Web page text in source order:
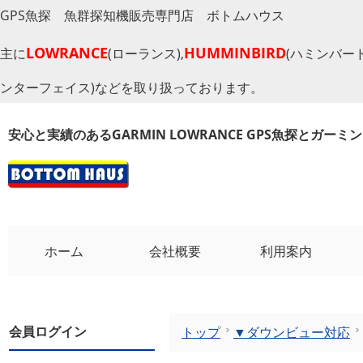
GPS魚探 魚群探知機販売専門店 ボトムハウス
主にLOWRANCE(ローランス),HUMMINBIRD(ハミンバー
ンターフェイス)などを取り扱っております。
安心と実績のあるGARMIN LOWRANCE GPS魚探とガーミ
ホーム 会社概要 利用案内
会員ログイン トップ ▼ダウンビュー対応